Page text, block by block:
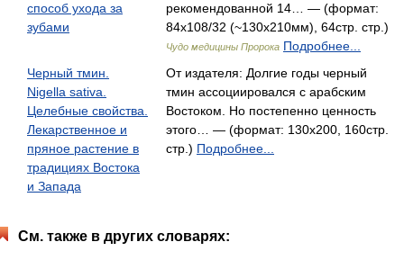
способ ухода за
зубами
рекомендованной 14… — (формат:
84x108/32 (~130x210мм), 64стр. стр.)
Чудо медицины Пророка Подробнее...
Черный тмин.
Nigella sativa.
Целебные свойства.
Лекарственное и
пряное растение в
традициях Востока
и Запада
От издателя: Долгие годы черный
тмин ассоциировался с арабским
Востоком. Но постепенно ценность
этого… — (формат: 130x200, 160стр.
стр.) Подробнее...
См. также в других словарях: